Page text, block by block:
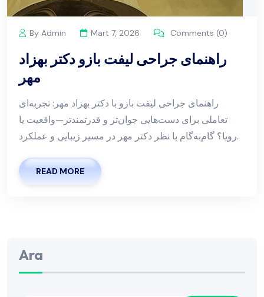
By Admin Mart 7, 2026 Comments (0)
راهنمای جراحی لیفت بازو دکتر بهزاد
مهر
راهنمای جراحی لیفت بازو با دکتر بهزاد مهر: تجربه‌ای
تعاملی برای دست‌هایی جوان‌تر و قدرتمندتر—واقعیت یا
رویا؟ گام‌به‌گام با نظر دکتر مهر در مسیر زیبایی و عملکرد.
READ MORE
Ara